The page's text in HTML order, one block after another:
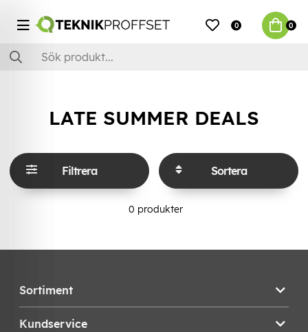
0 0
LATE SUMMER DEALS
Filtrera Sortera
0 produkter
Sortiment
Kundservice